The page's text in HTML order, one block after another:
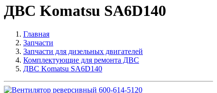
ДВС Komatsu SA6D140
Главная
Запчасти
Запчасти для дизельных двигателей
Комплектующие для ремонта ДВС
ДВС Komatsu SA6D140